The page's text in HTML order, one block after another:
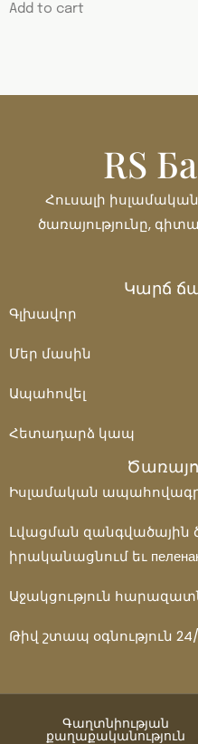
Add to cart
RS
Հուսալի
ծառայությունը,
Կարճ
Գլխավոր
Մեր մասին
Ապահովել
Հետադարձ կապ
Իսլամական
Լվացման զանգվածային
իրականացնում եւ
Աջակցություն
Թիվ շտապ օգնություն
Գաղտնիության
քաղաքականություն